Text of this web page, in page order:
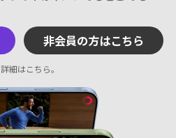
非会員の方はこちら
詳細はこちら。